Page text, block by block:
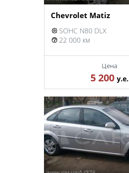
Chevrolet Matiz
SOHC N80 DLX
22 000 км
Цена
5 200 у.е.